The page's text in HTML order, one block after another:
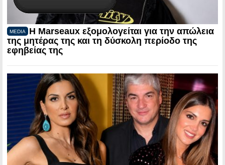
MEDIA
Η Marseaux εξομολογείται για την απώλεια
της μητέρας της και τη δύσκολη περίοδο της
εφηβείας της